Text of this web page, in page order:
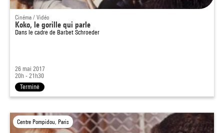
Cinéma / Vidéo
Koko, le gorille qui parle
Dans le cadre de Barbet Schroeder
26 mai 2017
20h - 21h30
Terminé
Centre Pompidou, Paris